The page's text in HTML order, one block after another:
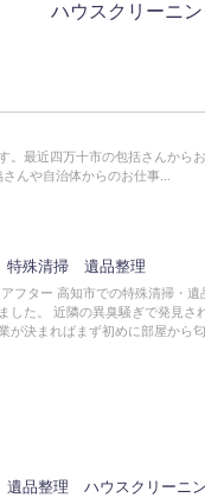
ハウスクリーニ
。最近四万十市の包括さんから
んや自治体からのお仕事...
殊清掃 遺品整理
アフター 高知市での特殊清掃・遺
した。 近隣の異臭騒ぎで発見さ
が決まればまず初めに部屋から
品整理 ハウスクリーニ